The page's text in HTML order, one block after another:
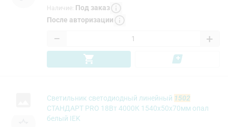
Наличие: Под заказ
После авторизации
− +
Светильник светодиодный линейный 1502
СТАНДАРТ PRO 18Вт 4000К 1540х50х70мм опал
белый IEK